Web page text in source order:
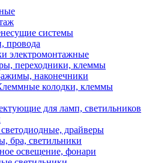
системы
провода
электромонтажные
переходники, клеммы
наконечники
колодки, клеммы
для ламп, светильников
драйверы
бра, светильники
освещение, фонари